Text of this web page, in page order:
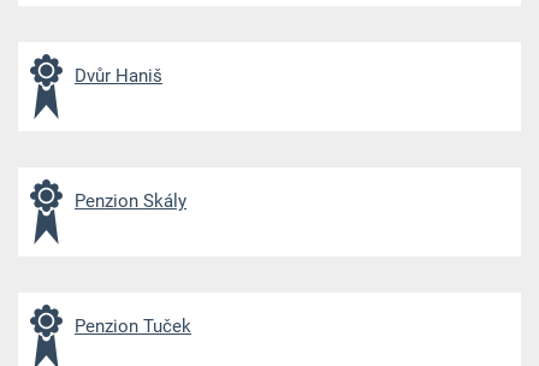
Dvůr Haniš
Penzion Skály
Penzion Tuček